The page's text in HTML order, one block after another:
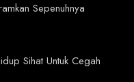
Sepenuhnya
Sihat Untuk Cegah